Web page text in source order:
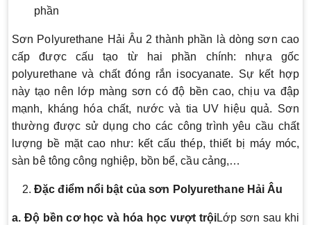
phần
Sơn Polyurethane Hải Âu 2 thành phần là dòng sơn cao
cấp được cấu tạo từ hai phần chính: nhựa gốc
polyurethane và chất đóng rắn isocyanate. Sự kết hợp
này tạo nên lớp màng sơn có độ bền cao, chịu va đập
mạnh, kháng hóa chất, nước và tia UV hiệu quả. Sơn
thường được sử dụng cho các công trình yêu cầu chất
lượng bề mặt cao như: kết cấu thép, thiết bị máy móc,
sàn bê tông công nghiệp, bồn bể, cầu cảng,…
Đặc điểm nổi bật của sơn Polyurethane Hải Âu
a. Độ bền cơ học và hóa học vượt trộiLớp sơn sau khi